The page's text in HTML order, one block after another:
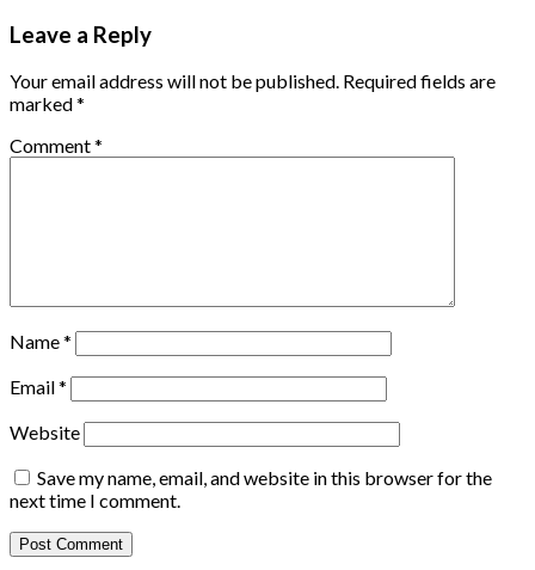
Leave a Reply
Your email address will not be published. Required fields are
marked*
Comment*
Name*
Email*
Website
Save my name, email, and website in this browser for the
next time I comment.